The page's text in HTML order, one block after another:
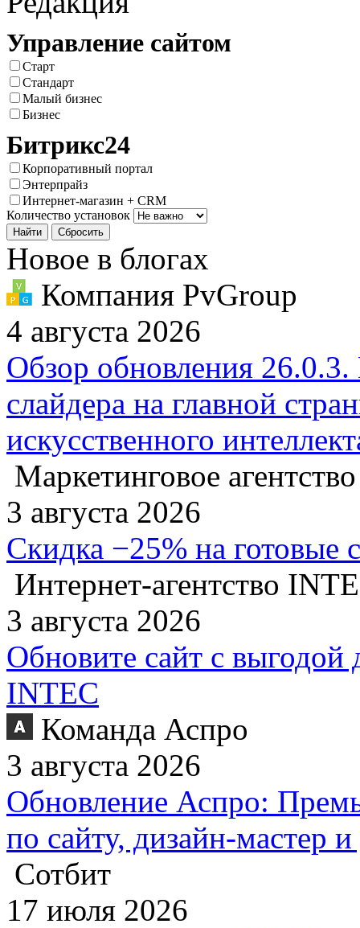
Управление сайтом
Старт
Стандарт
Малый бизнес
Бизнес
Битрикс24
Корпоративный портал
Энтерпрайз
Интернет-магазин + CRM
Количество установок
Новое в блогах
Компания PvGroup
4 августа 2026
Обзор обновления 26.0.3.
слайдера на главной
искусственного
Маркетинговое
3 августа 2026
Скидка −25% на готовые
Интернет-агентство
3 августа 2026
Обновите сайт с выгодой
INTEC
Команда Аспро
3 августа 2026
Обновление Аспро:
по сайту, дизайн-мастер
Сотбит
17 июля 2026